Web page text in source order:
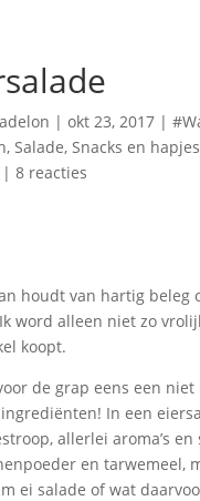
|okt 23, 2017 |
,Salade,Snacks en hapjes
|8 reacties
houdt van hartig beleg
word alleen niet zo
koopt.
de grap eens een
In een
allerlei aroma’s
en tarwemeel,
ei salade of wat